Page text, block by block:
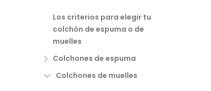
Los criterios para elegir tu
colchón de espuma o de
muelles
Colchones de espuma
Colchones de muelles